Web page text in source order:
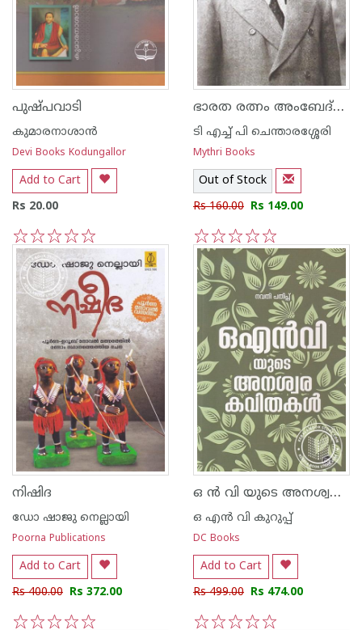
പുഷ്പവാടി
കുമാരനാശാന്‍
Devi Books Kodungallor
Add to Cart
Rs 20.00
5
4
3
2
1
ഭാരത രത്നം അംബേദ്കര്‍
ടി എച്ച് പി ചെന്താരശ്ശേരി
Mythri Books
Out of Stock
Rs 160.00 Rs 149.00
5
4
3
2
1
നിഷിദ
ഡോ ഷാജു നെല്ലായി
Poorna Publications
Add to Cart
Rs 400.00 Rs 372.00
ഒ ന്‍ വി യുടെ അനശ്വര കവിതകള്‍
ഒ എന്‍ വി കുറുപ്പ്‌
DC Books
Add to Cart
Rs 499.00 Rs 474.00